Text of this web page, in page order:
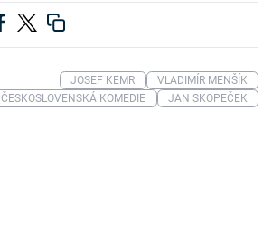
JOSEF KEMR
VLADIMÍR MENŠÍK
ČESKOSLOVENSKÁ KOMEDIE
JAN SKOPEČEK